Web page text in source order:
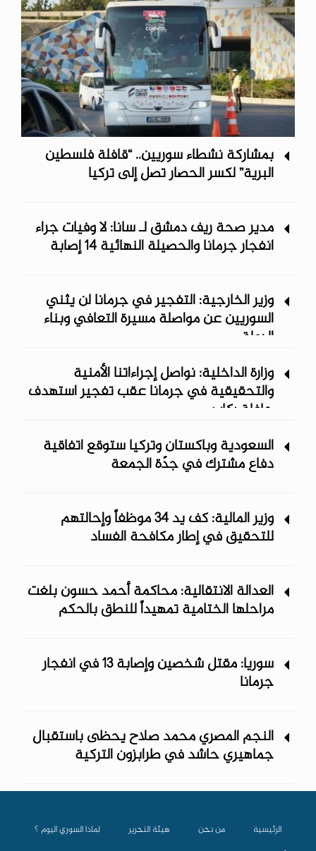
بمشاركة نشطاء سوريين.. “قافلة فلسطين
البرية” لكسر الحصار تصل إلى تركيا
مدير صحة ريف دمشق لـ سانا: لا وفيات جراء
انفجار جرمانا والحصيلة النهائية 14 إصابة
وزير الخارجية: التفجير في جرمانا لن يثني
السوريين عن مواصلة مسيرة التعافي وبناء
الدولة
وزارة الداخلية: نواصل إجراءاتنا الأمنية
والتحقيقية في جرمانا عقب تفجير استهدف
حافلة ركاب
السعودية وباكستان وتركيا ستوقع اتفاقية
دفاع مشترك في جدّة الجمعة
وزير المالية: كف يد 34 موظفاً وإحالتهم
للتحقيق في إطار مكافحة الفساد
العدالة الانتقالية: محاكمة أحمد حسون بلغت
مراحلها الختامية تمهيداً للنطق بالحكم
سوريا: مقتل شخصين وإصابة 13 في انفجار
جرمانا
النجم المصري محمد صلاح يحظى باستقبال
جماهيري حاشد في طرابزون التركية
الرئيسية من نحن هيئة التحرير
لماذا السوري اليوم ؟